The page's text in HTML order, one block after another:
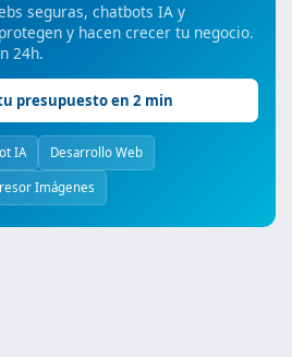
seguras, chatbots IA y
y hacen crecer tu negocio.
24h.
presupuesto en 2 min
IA Desarrollo Web
Imágenes